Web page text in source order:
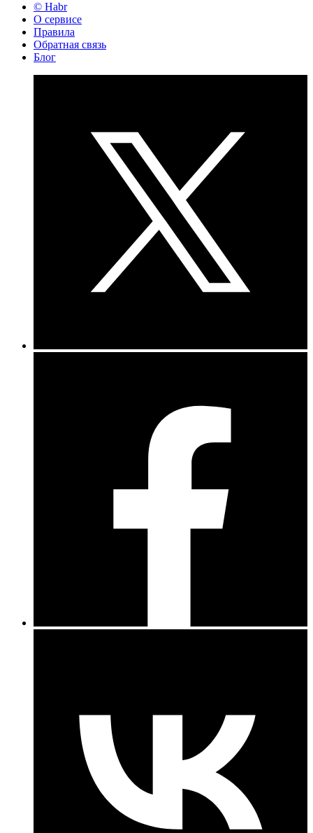
© Habr
О сервисе
Правила
Обратная связь
Блог